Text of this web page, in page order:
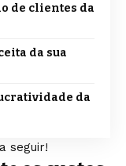
de clientes da
da sua
da
seguir!